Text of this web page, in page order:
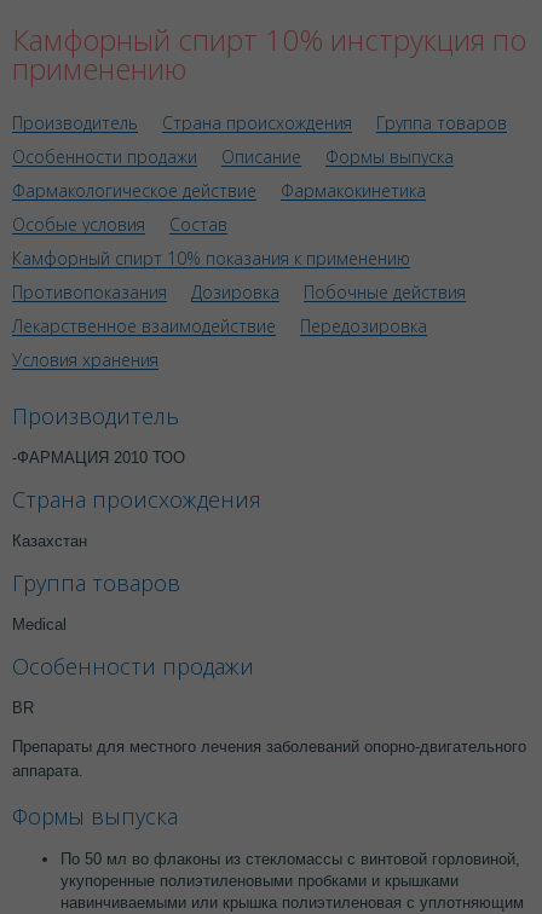
Камфорный спирт 10% инструкция по
применению
Производитель Страна происхождения
Группа товаров
Особенности продажи
Описание
Формы выпуска
Фармакологическое действие
Фармакокинетика
Особые условия
Состав
Камфорный спирт 10% показания к применению
Противопоказания
Дозировка
Побочные действия
Лекарственное взаимодействие
Передозировка
Условия хранения
Производитель
-ФАРМАЦИЯ 2010 ТОО
Страна происхождения
Казахстан
Группа товаров
Medical
Особенности продажи
BR
Препараты для местного лечения заболеваний опорно-двигательного
аппарата.
Формы выпуска
По 50 мл во флаконы из стекломассы с винтовой горловиной,
укупоренные полиэтиленовыми пробками и крышками
навинчиваемыми или крышка полиэтиленовая с уплотняющим